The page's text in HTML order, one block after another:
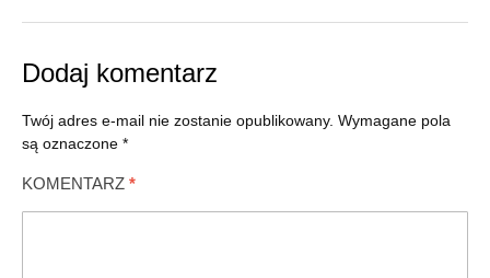
Dodaj komentarz
Twój adres e-mail nie zostanie opublikowany. Wymagane pola
są oznaczone *
KOMENTARZ *